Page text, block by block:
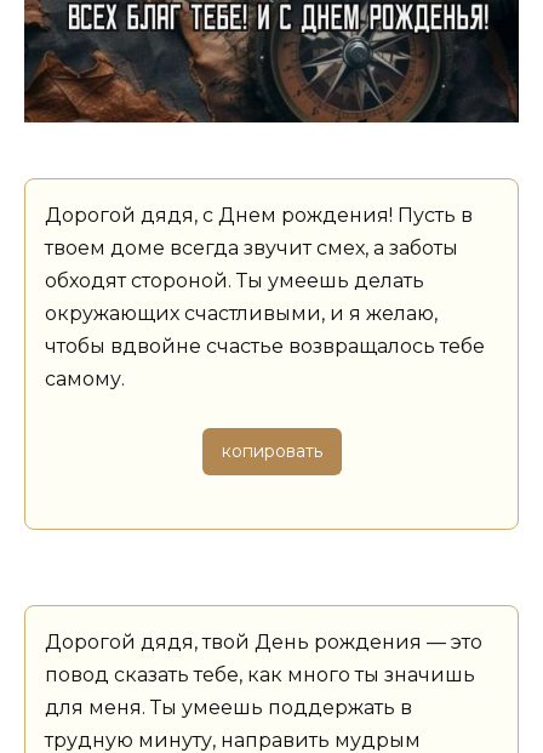
Дорогой дядя, с Днем рождения! Пусть в
твоем доме всегда звучит смех, а заботы
обходят стороной. Ты умеешь делать
окружающих счастливыми, и я желаю,
чтобы вдвойне счастье возвращалось тебе
самому.
копировать
Дорогой дядя, твой День рождения — это
повод сказать тебе, как много ты значишь
для меня. Ты умеешь поддержать в
трудную минуту, направить мудрым